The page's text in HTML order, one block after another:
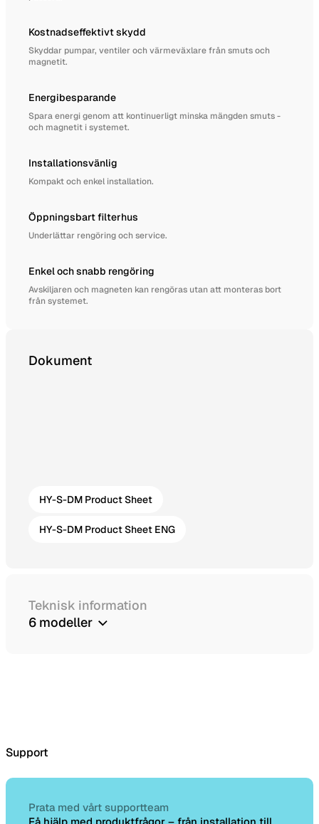
Kostnadseffektivt skydd
Skyddar pumpar, ventiler och värmeväxlare från smuts och
magnetit.
Energibesparande
Spara energi genom att kontinuerligt minska mängden smuts -
och magnetit i systemet.
Installationsvänlig
Kompakt och enkel installation.
Öppningsbart filterhus
Underlättar rengöring och service.
Enkel och snabb rengöring
Avskiljaren och magneten kan rengöras utan att monteras bort
från systemet.
Dokument
HY-S-DM Product Sheet
HY-S-DM Product Sheet ENG
Teknisk information
6 modeller
Support
Prata med vårt supportteam